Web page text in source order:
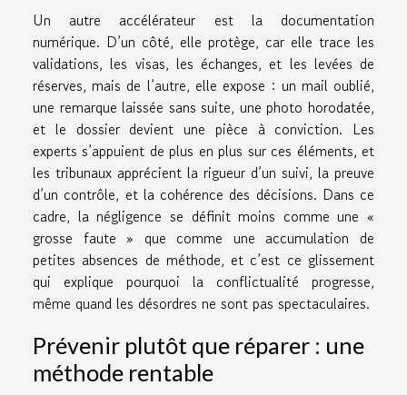
Un autre accélérateur est la documentation
numérique. D’un côté, elle protège, car elle trace les
validations, les visas, les échanges, et les levées de
réserves, mais de l’autre, elle expose : un mail oublié,
une remarque laissée sans suite, une photo horodatée,
et le dossier devient une pièce à conviction. Les
experts s’appuient de plus en plus sur ces éléments, et
les tribunaux apprécient la rigueur d’un suivi, la preuve
d’un contrôle, et la cohérence des décisions. Dans ce
cadre, la négligence se définit moins comme une «
grosse faute » que comme une accumulation de
petites absences de méthode, et c’est ce glissement
qui explique pourquoi la conflictualité progresse,
même quand les désordres ne sont pas spectaculaires.
Prévenir plutôt que réparer : une
méthode rentable